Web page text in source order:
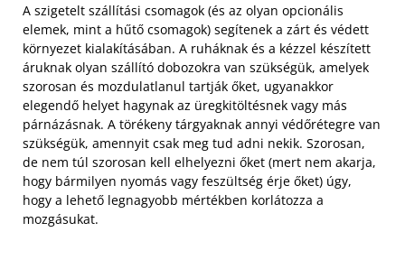
A szigetelt szállítási csomagok (és az olyan opcionális
elemek, mint a hűtő csomagok) segítenek a zárt és védett
környezet kialakításában. A ruháknak és a kézzel készített
áruknak olyan szállító dobozokra van szükségük, amelyek
szorosan és mozdulatlanul tartják őket, ugyanakkor
elegendő helyet hagynak az üregkitöltésnek vagy más
párnázásnak. A törékeny tárgyaknak annyi védőrétegre van
szükségük, amennyit csak meg tud adni nekik. Szorosan,
de nem túl szorosan kell elhelyezni őket (mert nem akarja,
hogy bármilyen nyomás vagy feszültség érje őket) úgy,
hogy a lehető legnagyobb mértékben korlátozza a
mozgásukat.